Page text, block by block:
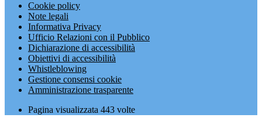
Cookie policy
Note legali
Informativa Privacy
Ufficio Relazioni con il Pubblico
Dichiarazione di accessibilità
Obiettivi di accessibilità
Whistleblowing
Gestione consensi cookie
Amministrazione trasparente
Pagina visualizzata 443 volte